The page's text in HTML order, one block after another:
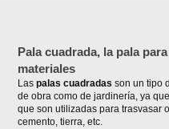
Pala cuadrada, la pala
materiales
Laspalas cuadradas son un tipo
de obra como de jardinería, ya
que son utilizadas para trasvasar
cemento, tierra, etc.